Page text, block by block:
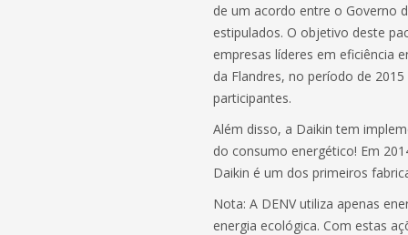
de um acordo entre o Governo
estipulados. O objetivo deste
empresas líderes em eficiência
da Flandres, no período de
participantes.
Além disso, a Daikin tem
do consumo energético! Em
Daikin é um dos primeiros
Nota: A DENV utiliza apenas
energia ecológica. Com estas